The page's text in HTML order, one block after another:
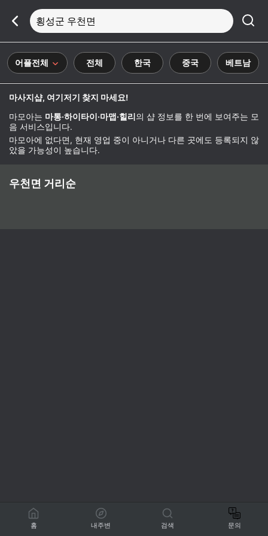
횡성군 우천면
어플전체 전체 한국 중국 베트남
마사지샵, 여기저기 찾지 마세요!
마모아는 마통·하이타이·마맵·힐리 의 샵 정보를 한 번에 보여주는 모
음 서비스입니다.
마모아에 없다면, 현재 영업 중이 아니거나 다른 곳에도 등록되지 않
았을 가능성이 높습니다.
우천면 거리순
홈 내주변 검색 문의